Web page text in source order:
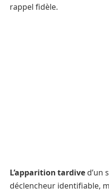
rappel fidèle.
L’apparition tardive d’un
déclencheur identifiable,